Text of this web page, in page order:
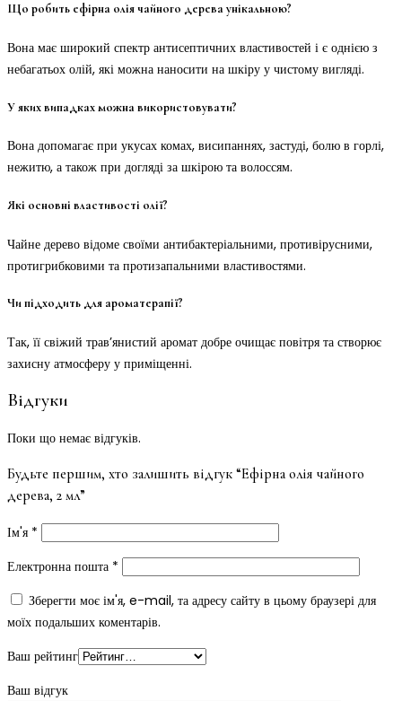
Що робить ефірна олія чайного дерева унікальною?
Вона має широкий спектр антисептичних властивостей і є однією з
небагатьох олій, які можна наносити на шкіру у чистому вигляді.
У яких випадках можна використовувати?
Вона допомагає при укусах комах, висипаннях, застуді, болю в горлі,
нежитю, а також при догляді за шкірою та волоссям.
Які основні властивості олії?
Чайне дерево відоме своїми антибактеріальними, противірусними,
протигрибковими та протизапальними властивостями.
Чи підходить для ароматерапії?
Так, її свіжий трав’янистий аромат добре очищає повітря та створює
захисну атмосферу у приміщенні.
Відгуки
Поки що немає відгуків.
Будьте першим, хто залишить відгук “Ефірна олія чайного
дерева, 2 мл”
Ім'я *
Електронна пошта *
Зберегти моє ім'я, e-mail, та адресу сайту в цьому браузері для
моїх подальших коментарів.
Ваш рейтинг
Ваш відгук